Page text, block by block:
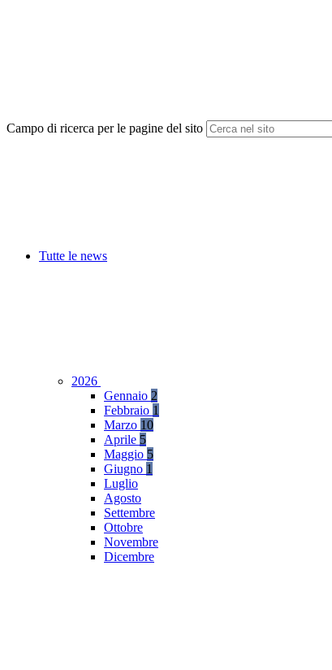
Campo di ricerca per le pagine del sito
Tutte le news
2026
Gennaio 2
Febbraio 1
Marzo 10
Aprile 5
Maggio 5
Giugno 1
Luglio
Agosto
Settembre
Ottobre
Novembre
Dicembre